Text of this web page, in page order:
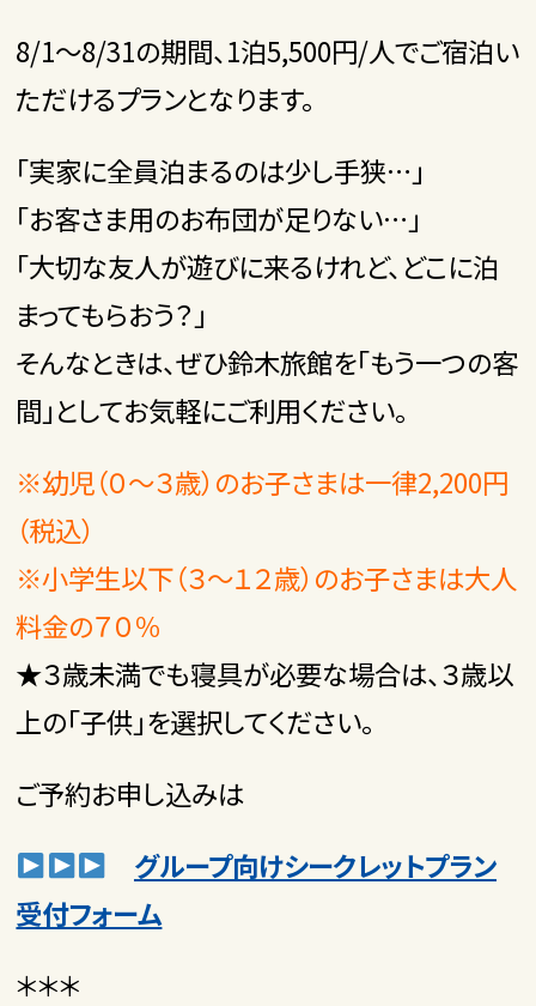
8/1～8/31の期間、1泊5,500円/人でご宿泊い
ただけるプランとなります。
「実家に全員泊まるのは少し手狭…」
「お客さま用のお布団が足りない…」
「大切な友人が遊びに来るけれど、どこに泊
まってもらおう？」
そんなときは、ぜひ鈴木旅館を「もう一つの客
間」としてお気軽にご利用ください。
※幼児（０～３歳）のお子さまは一律2,200円
（税込）
※小学生以下（３～１２歳）のお子さまは大人
料金の７０％
★３歳未満でも寝具が必要な場合は、３歳以
上の「子供」を選択してください。
ご予約お申し込みは
グループ向けシークレットプラン
受付フォーム
＊＊＊